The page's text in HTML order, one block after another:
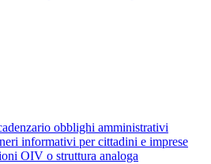
obblighi amministrativi
informativi per cittadini e imprese
OIV o struttura analoga